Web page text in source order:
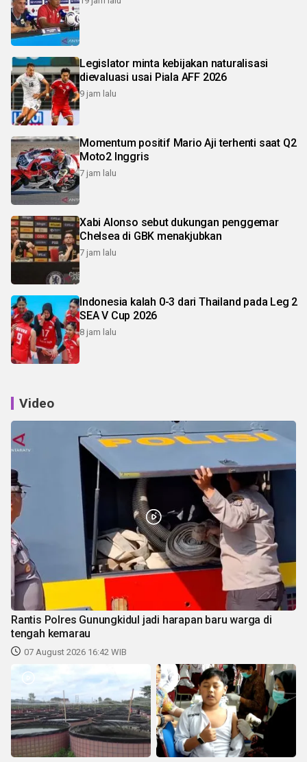
Legislator minta kebijakan naturalisasi
dievaluasi usai Piala AFF 2026
9 jam lalu
Momentum positif Mario Aji terhenti saat Q2
Moto2 Inggris
7 jam lalu
Xabi Alonso sebut dukungan penggemar
Chelsea di GBK menakjubkan
7 jam lalu
Indonesia kalah 0-3 dari Thailand pada Leg 2
SEA V Cup 2026
8 jam lalu
Video
Rantis Polres Gunungkidul jadi harapan baru warga di
tengah kemarau
07 August 2026 16:42 WIB